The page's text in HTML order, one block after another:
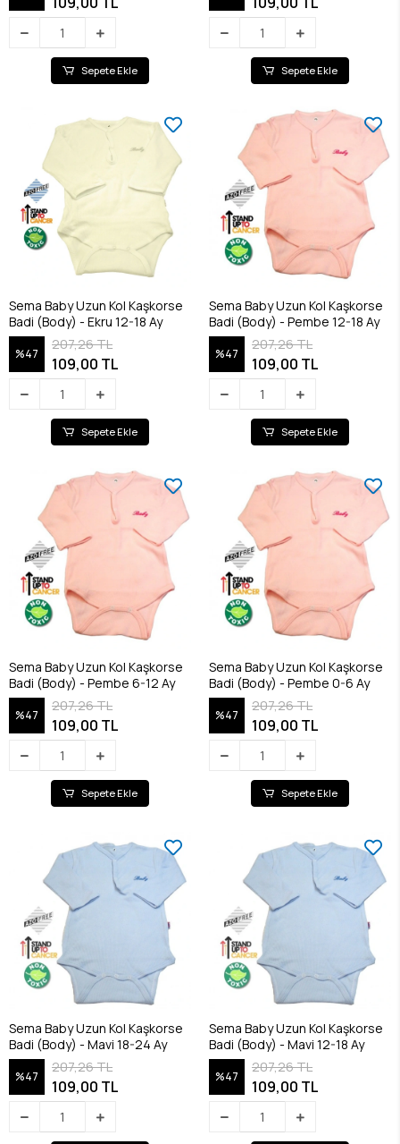
Sepete Ekle Sepete Ekle
Sema Baby Uzun Kol Kaşkorse
Badi (Body) - Ekru 12-18 Ay
%47
207,26 TL
109,00 TL
Sepete Ekle
Sema Baby Uzun Kol Kaşkorse
Badi (Body) - Pembe 12-18 Ay
%47
207,26 TL
109,00 TL
Sepete Ekle
Sema Baby Uzun Kol Kaşkorse
Badi (Body) - Pembe 6-12 Ay
%47
207,26 TL
109,00 TL
Sepete Ekle
Sema Baby Uzun Kol Kaşkorse
Badi (Body) - Pembe 0-6 Ay
%47
207,26 TL
109,00 TL
Sepete Ekle
Sema Baby Uzun Kol Kaşkorse
Badi (Body) - Mavi 18-24 Ay
%47
207,26 TL
109,00 TL
Sema Baby Uzun Kol Kaşkorse
Badi (Body) - Mavi 12-18 Ay
%47
207,26 TL
109,00 TL